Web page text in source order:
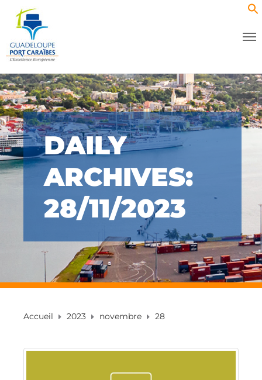
DAILY
ARCHIVES:
28/11/2023
Accueil 2023 novembre 28